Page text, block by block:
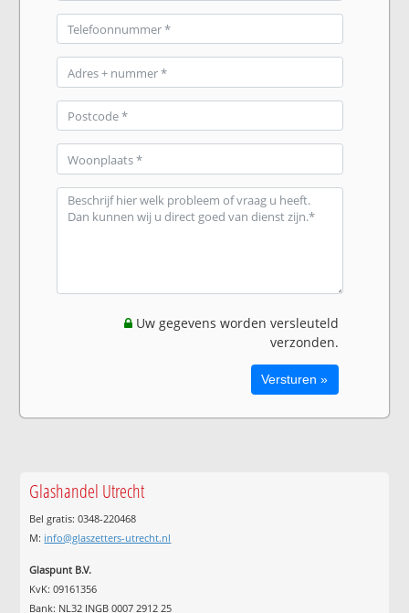
Uw gegevens worden versleuteld
verzonden.
Glashandel Utrecht
Bel gratis: 0348-220468
M: info@glaszetters-utrecht.nl
Glaspunt B.V.
KvK: 09161356
Bank: NL32 INGB 0007 2912 25